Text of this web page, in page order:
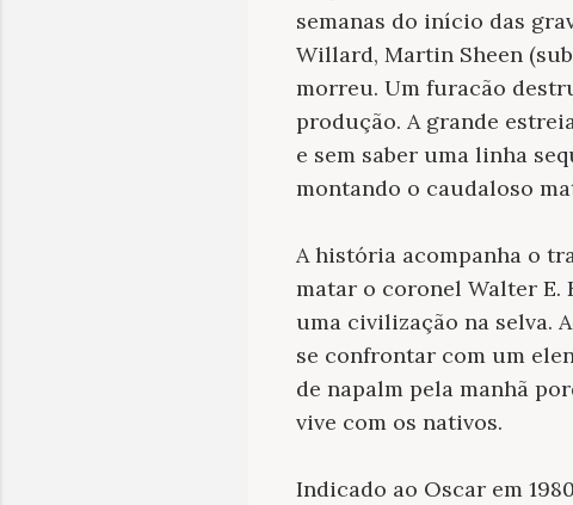
semanas do início das
Willard, Martin Sheen
morreu. Um furacão
produção. A grande
e sem saber uma linha
montando o caudaloso
A história acompanha o
matar o coronel Walter E.
uma civilização na selva.
se confrontar com um
de napalm pela manhã
vive com os nativos.
Indicado ao Oscar em